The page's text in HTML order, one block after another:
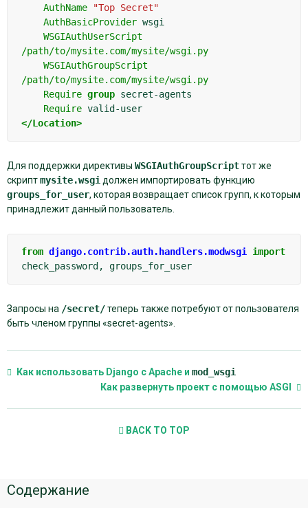
AuthName
"Top Secret"
AuthBasicProvider
WSGIAuthUserScript
/path/to/mysite.com/mysite/wsgi.py
WSGIAuthGroupScript
/path/to/mysite.com/mysite/wsgi.py
Require group
Require
</Location>
Для поддержки директивы WSGIAuthGroupScriptтот же
скриптmysite.wsgi должен импортировать функцию
groups_for_user, которая возвращает список групп, к которым
принадлежит данный пользователь.
from django.contrib.auth.handlers.modwsgi
import
check_password , groups_for_user
Запросы на /secret/теперь также потребуют от пользователя
быть членом группы «secret-agents».
Как использовать Django с Apache и mod_wsgi
Как развернуть проект с помощью ASGI
BACK TO TOP
Дополнительная
Содержание